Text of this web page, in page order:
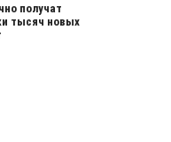
получат
тысяч новых